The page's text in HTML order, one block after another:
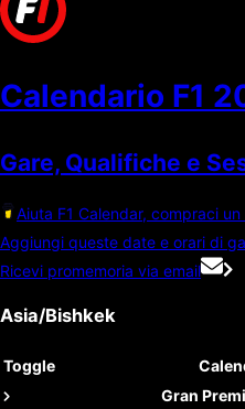
Calendario F1
Gare, Qualifiche e
Aiuta F1 Calendar, compraci
Aggiungi queste date e orari di
Ricevi promemoria via email
Asia/Bishkek
Toggle
Gran